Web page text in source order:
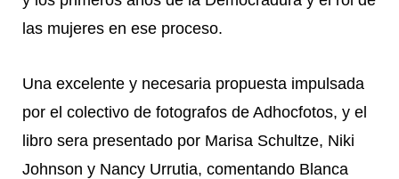
las mujeres en ese proceso.
Una excelente y necesaria propuesta impulsada
por el colectivo de fotografos de Adhocfotos, y el
libro sera presentado por Marisa Schultze, Niki
Johnson y Nancy Urrutia, comentando Blanca